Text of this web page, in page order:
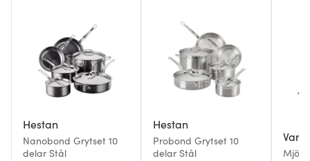
Hestan
Nanobond Grytset 10
delar Stål
Hestan
Probond Grytset 10
delar Stål